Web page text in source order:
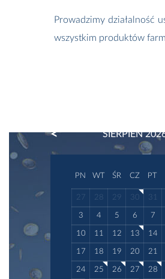
Prowadzimy działalność
wszystkim produktów
SIERPIEŃ
PREVIOUS
PN WT ŚR CZ PT
27 28 29 30 31
3 4 5 6 7
10 11 12 13 14
17 18 19 20 21
24 25 26 27 28